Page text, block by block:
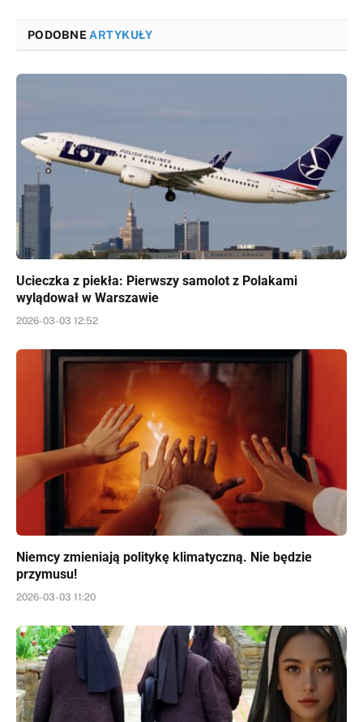
PODOBNE ARTYKUŁY
Ucieczka z piekła: Pierwszy samolot z Polakami
wylądował w Warszawie
2026-03-03 12:52
Niemcy zmieniają politykę klimatyczną. Nie będzie
przymusu!
2026-03-03 11:20